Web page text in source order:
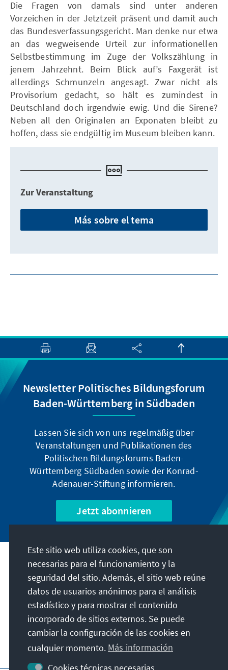
Die Fragen von damals sind unter anderen
Vorzeichen in der Jetztzeit präsent und damit auch
das Bundesverfassungsgericht. Man denke nur etwa
an das wegweisende Urteil zur informationellen
Selbstbestimmung im Zuge der Volkszählung in
jenem Jahrzehnt. Beim Blick auf’s Faxgerät ist
allerdings Schmunzeln angesagt. Zwar nicht als
Provisorium gedacht, so hält es zumindest in
Deutschland doch irgendwie ewig. Und die Sirene?
Neben all den Originalen an Exponaten bleibt zu
hoffen, dass sie endgültig im Museum bleiben kann.
Zur Veranstaltung
Más sobre el tema
Newsletter Politisches Bildungsforum
Baden-Württemberg in Südbaden
Lassen Sie sich von uns regelmäßig über
Veranstaltungen und Publikationen des
Politischen Bildungsforums Baden-
Württemberg Südbaden sowie der Konrad-
Adenauer-Stiftung informieren.
Jetzt abonnieren
Dirección
Nuestra misión
Contacto
Visita también
Este sitio web utiliza cookies, que son
necesarias para el funcionamiento y la
seguridad del sitio. Además, el sitio web reúne
datos de usuarios anónimos para el análisis
estadístico y para mostrar el contenido
incorporado de sitios externos. Se puede
cambiar la configuración de las cookies en
cualquier momento. Más información